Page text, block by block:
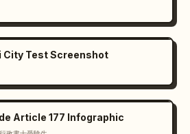
City Test Screenshot
Article 177 Infographic